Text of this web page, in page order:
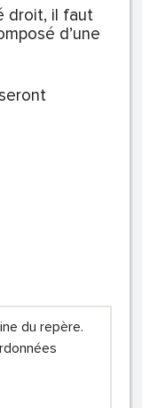
droit, il faut
d’une
du repère.